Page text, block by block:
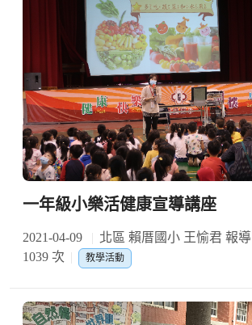
一年級小樂活健康宣導講座
2021-04-09 北區 賴厝國小 王愉君 報導
1039 次
教學活動